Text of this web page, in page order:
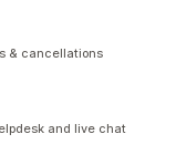
& cancellations
and live chat